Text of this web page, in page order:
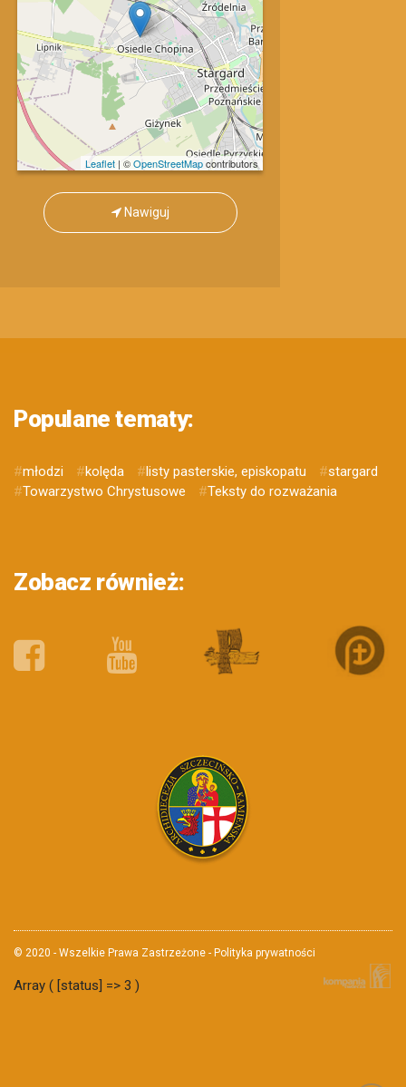
Leaflet | ©OpenStreetMapcontributors
Nawiguj
Populane tematy:
#młodzi #kolęda #listy pasterskie, episkopatu #stargard
#Towarzystwo Chrystusowe #Teksty do rozważania
Zobacz również:
© 2020 - Wszelkie Prawa Zastrzeżone - Polityka prywatności
Array ( [status] => 3 )